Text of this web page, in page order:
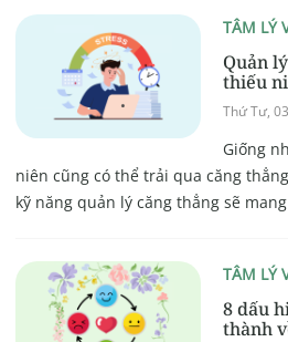
TÂM LÝ
Quản
thiếu
Thứ Tư,
Giống
niên cũng có thể trải qua căng
kỹ năng quản lý căng thẳng sẽ
TÂM LÝ
8 dấu
thành